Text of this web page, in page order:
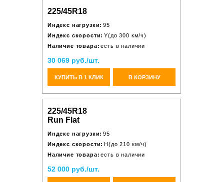
225/45R18
Индекс нагрузки: 95
Индекс скорости: Y(до 300 км/ч)
Наличие товара: есть в наличии
30 069 руб./шт.
КУПИТЬ В 1 КЛИК В КОРЗИНУ
225/45R18
Run Flat
Индекс нагрузки: 95
Индекс скорости: H(до 210 км/ч)
Наличие товара: есть в наличии
52 000 руб./шт.